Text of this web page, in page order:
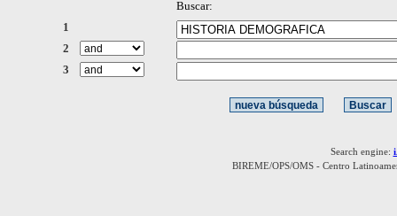
Buscar:
1
2
3
Search engine:
BIREME/OPS/OMS - Centro